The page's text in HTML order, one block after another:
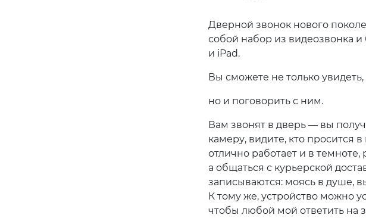
Дверной звонок нового
собой набор из видеозвонка
и iPad.
Вы сможете не только
но и поговорить с ним.
Вам звонят в дверь — вы
камеру, видите, кто просится
отлично работает и в
а общаться с курьерской
записываются: моясь в душе,
К тому же, устройство можно
чтобы любой мой ответить на